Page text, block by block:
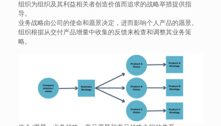
组织为组织及其利益相关者创造价值而追求的战略举措提供指
导。
业务战略由公司的使命和愿景决定，进而影响个人产品的愿景。
组织根据从交付产品增量中收集的反馈来检查和调整其业务策
略。